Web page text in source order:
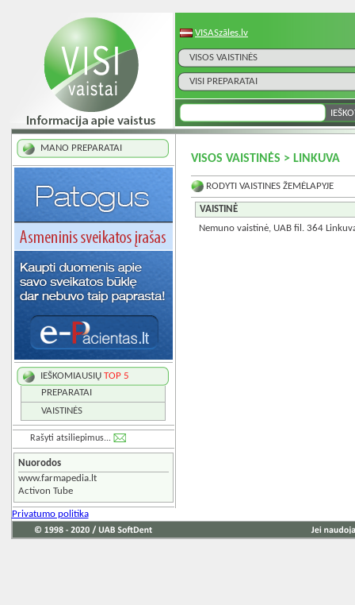
VISASzāles.lv
VISOS VAISTINĖS
VISI PREPARATAI
MANO PREPARATAI
IEŠKOMIAUSIŲ TOP 5
PREPARATAI
VAISTINĖS
Rašyti atsiliepimus...
Nuorodos
www.farmapedia.lt
Activon Tube
VISOS VAISTINĖS > LINKUVA
RODYTI VAISTINES ŽEMĖLAPYJE
VAISTINĖ
Nemuno vaistinė, UAB fil. 364
Privatumo politika